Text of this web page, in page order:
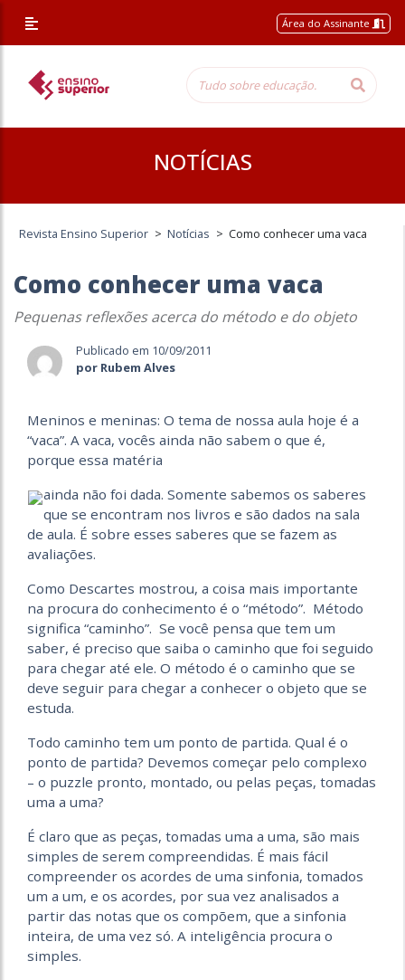
Área do Assinante
NOTÍCIAS
Revista Ensino Superior > Notícias > Como conhecer uma vaca
Como conhecer uma vaca
Pequenas reflexões acerca do método e do objeto
Publicado em 10/09/2011
por Rubem Alves
Meninos e meninas: O tema de nossa aula hoje é a
“vaca”. A vaca, vocês ainda não sabem o que é,
porque essa matéria
ainda não foi dada. Somente sabemos os saberes
que se encontram nos livros e são dados na sala
de aula. É sobre esses saberes que se fazem as
avaliações.
Como Descartes mostrou, a coisa mais importante
na procura do conhecimento é o “método”. Método
significa “caminho”. Se você pensa que tem um
saber, é preciso que saiba o caminho que foi seguido
para chegar até ele. O método é o caminho que se
deve seguir para chegar a conhecer o objeto que se
estuda.
Todo caminho tem um ponto de partida. Qual é o
ponto de partida? Devemos começar pelo complexo
– o puzzle pronto, montado, ou pelas peças, tomadas
uma a uma?
É claro que as peças, tomadas uma a uma, são mais
simples de serem compreendidas. É mais fácil
compreender os acordes de uma sinfonia, tomados
um a um, e os acordes, por sua vez analisados a
partir das notas que os compõem, que a sinfonia
inteira, de uma vez só. A inteligência procura o
simples.